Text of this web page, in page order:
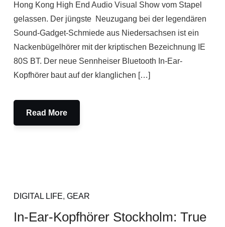
Hong Kong High End Audio Visual Show vom Stapel
gelassen. Der jüngste Neuzugang bei der legendären
Sound-Gadget-Schmiede aus Niedersachsen ist ein
Nackenbügelhörer mit der kriptischen Bezeichnung IE
80S BT. Der neue Sennheiser Bluetooth In-Ear-
Kopfhörer baut auf der klanglichen […]
Read More
DIGITAL LIFE, GEAR
In-Ear-Kopfhörer Stockholm: True